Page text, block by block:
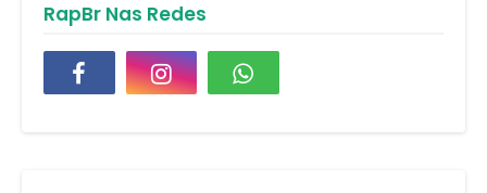
RapBr Nas Redes